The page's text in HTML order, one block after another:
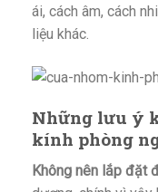
ái, cách âm, cách
liệu khác.
Những lưu ý
kính phòng
Không nên lắp đặt